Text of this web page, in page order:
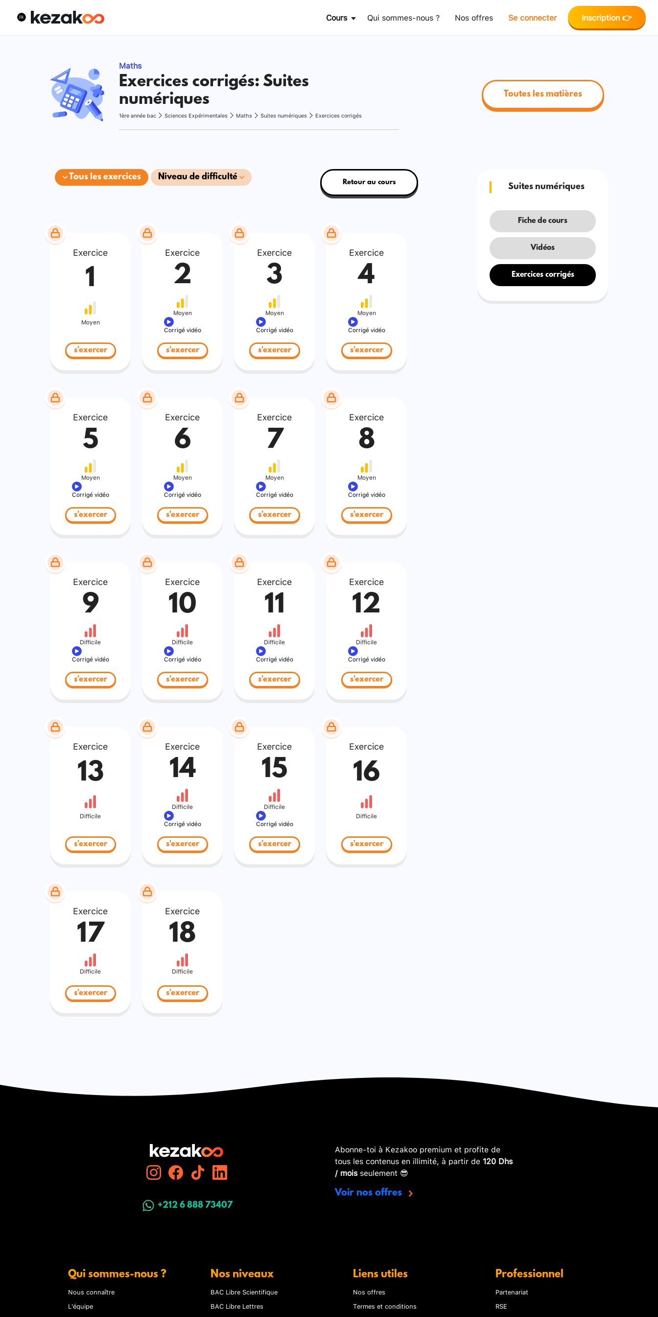
Cours Qui sommes-nous ? Nos offres Se connecter Inscription 👉
Maths
Exercices corrigés: Suites
numériques
1ère année bac Sciences Expérimentales Maths Suites numériques Exercices corrigés
Toutes les matières
Tous les exercices Niveau de difficulté
Retour au cours
Exercice
1
Moyen
s'exercer
Exercice
2
Moyen
Corrigé vidéo
s'exercer
Exercice
3
Moyen
Corrigé vidéo
s'exercer
Exercice
4
Moyen
Corrigé vidéo
s'exercer
Exercice
5
Moyen
Corrigé vidéo
s'exercer
Exercice
6
Moyen
Corrigé vidéo
s'exercer
Exercice
7
Moyen
Corrigé vidéo
s'exercer
Exercice
8
Moyen
Corrigé vidéo
s'exercer
Exercice
9
Difficile
Corrigé vidéo
s'exercer
Exercice
10
Difficile
Corrigé vidéo
s'exercer
Exercice
11
Difficile
Corrigé vidéo
s'exercer
Exercice
12
Difficile
Corrigé vidéo
s'exercer
Exercice
13
Difficile
s'exercer
Exercice
14
Difficile
Corrigé vidéo
s'exercer
Exercice
15
Difficile
Corrigé vidéo
s'exercer
Exercice
16
Difficile
s'exercer
Exercice
17
Difficile
s'exercer
Exercice
18
Difficile
s'exercer
Suites numériques
Fiche de cours
Vidéos
Exercices corrigés
+212 6 888 73407
Abonne-toi à Kezakoo premium et profite de
tous les contenus en illimité, à partir de 120 Dhs
/ moisseulement 😎
Voir nos offres
Qui sommes-nous ?
Nous connaître
L'équipe
Nos niveaux
BAC Libre Scientifique
BAC Libre Lettres
Liens utiles
Nos offres
Termes et conditions
Professionnel
Partenariat
RSE